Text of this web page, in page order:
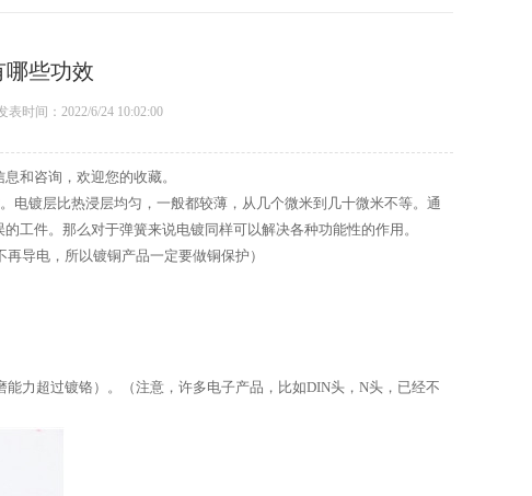
些功效
表时间：2022/6/24 10:02:00
和咨询，欢迎您的收藏。
镀层比热浸层均匀，一般都较薄，从几个微米到几十微米不等。通
工件。那么对于弹簧来说电镀同样可以解决各种功能性的作用。
导电，所以镀铜产品一定要做铜保护）
力超过镀铬）。（注意，许多电子产品，比如DIN头，N头，已经不